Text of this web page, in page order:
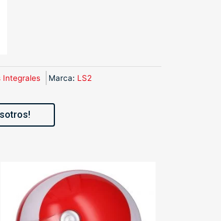
Integrales Marca: LS2